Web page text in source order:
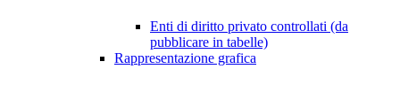
Enti di diritto privato controllati (da
pubblicare in tabelle)
Rappresentazione grafica